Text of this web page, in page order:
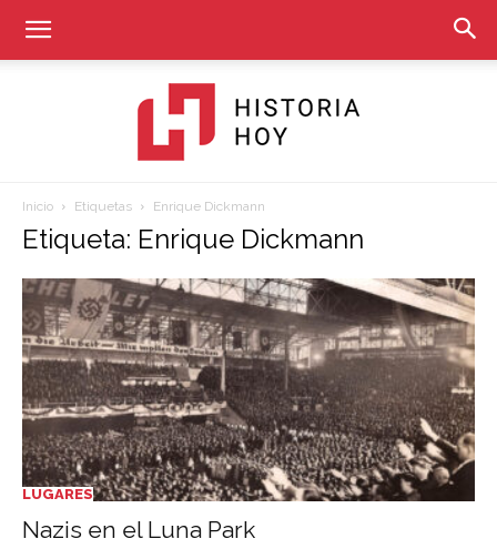
Historia
Hoy
Inicio Etiquetas Enrique Dickmann
Etiqueta: Enrique Dickmann
LUGARES
Nazis en el Luna Park